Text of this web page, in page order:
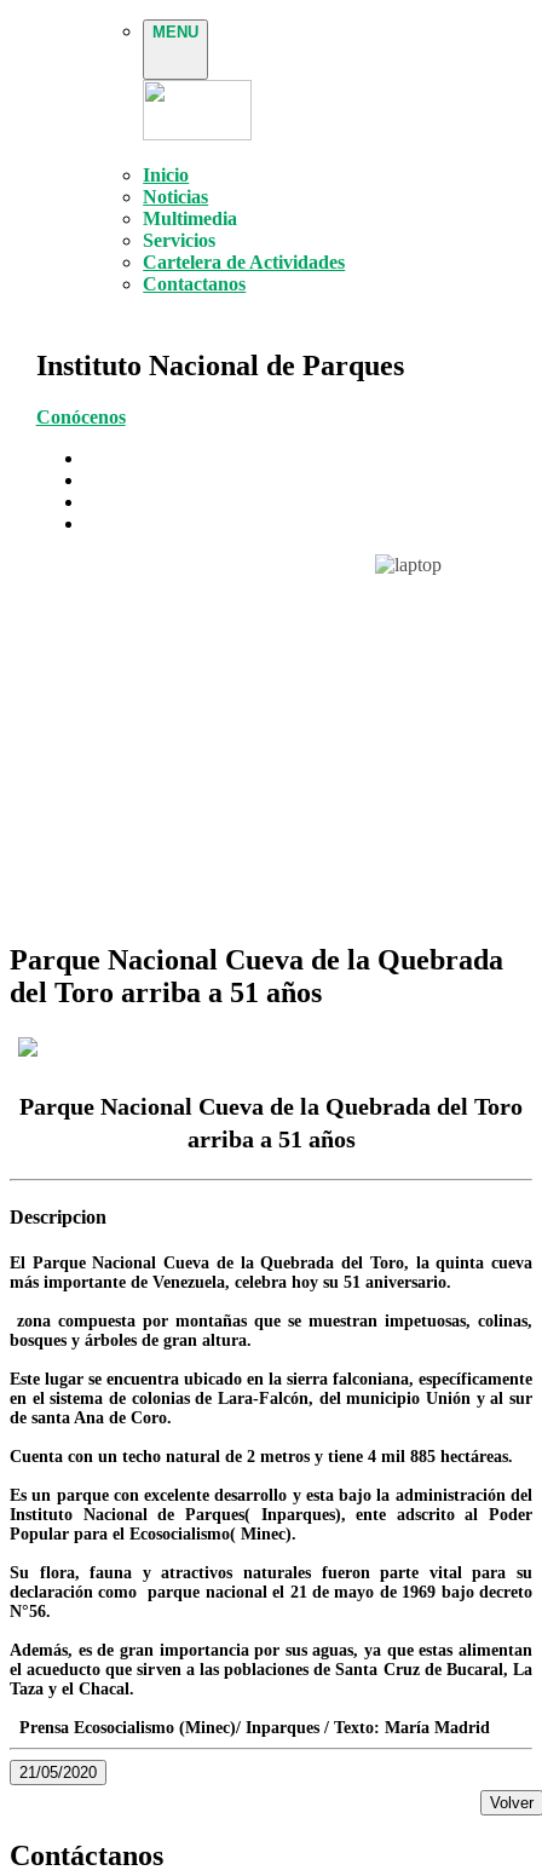
MENU
Inicio
Noticias
Multimedia
Servicios
Cartelera de Actividades
Contactanos
Instituto Nacional de Parques
Conócenos
Parque Nacional Cueva de la Quebrada
del Toro arriba a 51 años
Parque Nacional Cueva de la Quebrada del Toro
arriba a 51 años
Descripcion
El Parque Nacional Cueva de la Quebrada del Toro, la quinta cueva
más importante de Venezuela, celebra hoy su 51 aniversario.
zona compuesta por montañas que se muestran impetuosas, colinas,
bosques y árboles de gran altura.
Este lugar se encuentra ubicado en la sierra falconiana, específicamente
en el sistema de colonias de Lara-Falcón, del municipio Unión y al sur
de santa Ana de Coro.
Cuenta con un techo natural de 2 metros y tiene 4 mil 885 hectáreas.
Es un parque con excelente desarrollo y esta bajo la administración del
Instituto Nacional de Parques( Inparques), ente adscrito al Poder
Popular para el Ecosocialismo( Minec).
Su flora, fauna y atractivos naturales fueron parte vital para su
declaración como parque nacional el 21 de mayo de 1969 bajo decreto
N°56.
Además, es de gran importancia por sus aguas, ya que estas alimentan
el acueducto que sirven a las poblaciones de Santa Cruz de Bucaral, La
Taza y el Chacal.
Prensa Ecosocialismo (Minec)/ Inparques / Texto: María Madrid
21/05/2020
Volver
Contáctanos